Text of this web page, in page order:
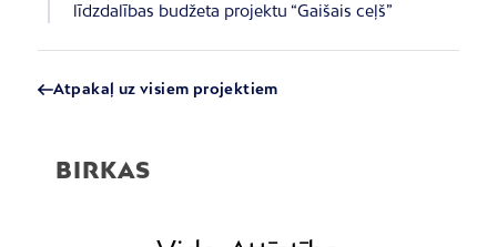
līdzdalības budžeta projektu “Gaišais ceļš”
Atpakaļ uz visiem projektiem
BIRKAS